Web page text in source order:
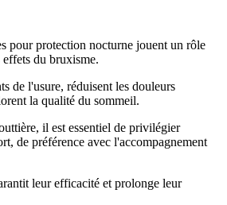
pour protection nocturne jouent un rôle
effets du bruxisme.
de l'usure, réduisent les douleurs
la qualité du sommeil.
il est essentiel de privilégier
de préférence avec l'accompagnement
leur efficacité et prolonge leur